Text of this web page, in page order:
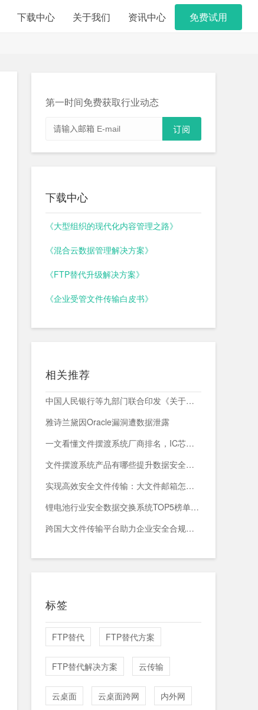
下载中心 关于我们 资讯中心 免费试用
第一时间免费获取行业动态
下载中心
《大型组织的现代化内容管理之路》
《混合云数据管理解决方案》
《FTP替代升级解决方案》
《企业受管文件传输白皮书》
相关推荐
中国人民银行等九部门联合印发《关于加强科技金融领域数据开发利用的通知》
雅诗兰黛因Oracle漏洞遭数据泄露
一文看懂文件摆渡系统厂商排名，IC芯片企业跨网交换首选方案
文件摆渡系统产品有哪些提升数据安全与传输效率的关键解决方案
实现高效安全文件传输：大文件邮箱怎么发送的创新解决方案
锂电池行业安全数据交换系统TOP5榜单：谁能守住数据生命线？
跨国大文件传输平台助力企业安全合规管理与高效数据流转
标签
FTP替代 FTP替代方案
FTP替代解决方案 云传输
云桌面 云桌面跨网 内外网